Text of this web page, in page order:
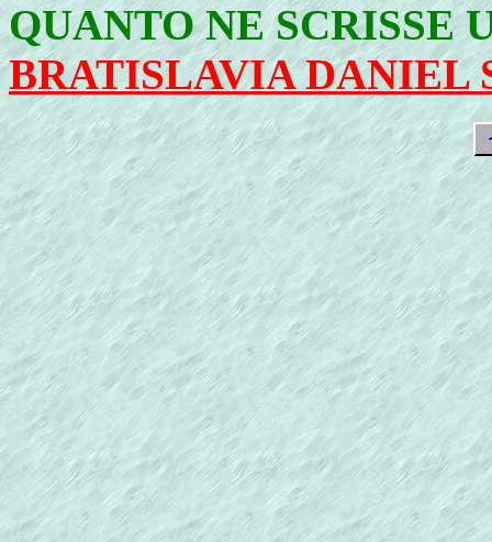
QUANTO NE SCRISSE
BRATISLAVIA DANIEL